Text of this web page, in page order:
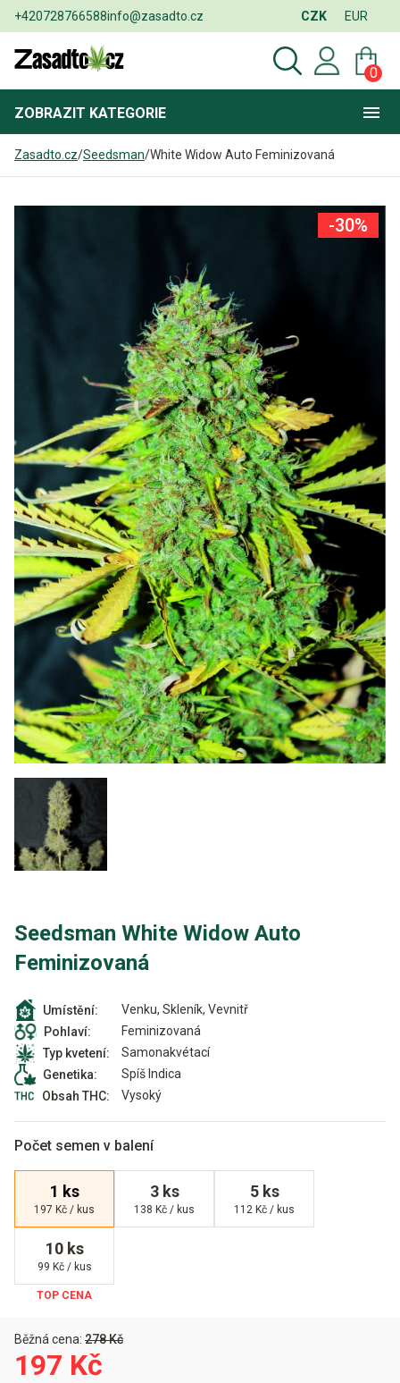
+420728766588info@zasadto.cz CZK EUR
0
ZOBRAZIT KATEGORIE
Zasadto.cz/Seedsman/White Widow Auto Feminizovaná
Seedsman White Widow Auto
Feminizovaná
Umístění:
Venku, Skleník, Vevnitř
Pohlaví:
Feminizovaná
Typ kvetení:
Samonakvétací
Genetika:
Spíš Indica
Obsah THC:
Vysoký
Počet semen v balení
1 ks
197 Kč / kus
3 ks
138 Kč / kus
5 ks
112 Kč / kus
10 ks
99 Kč / kus
Běžná cena: 278 Kč
-30%
197 Kč